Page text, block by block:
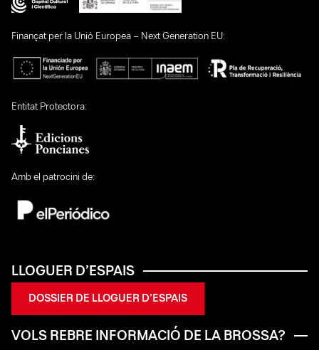
Finançat per la Unió Europea – Next Generation EU:
Entitat Protectora:
Amb el patrocini de:
LLOGUER D’ESPAIS
DOSSIER DE LLOGUER D’ESPAIS
VOLS REBRE INFORMACIÓ DE LA BROSSA?